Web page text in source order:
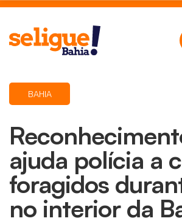
ajuda polícia a
foragidos
no interior da
BAHIA